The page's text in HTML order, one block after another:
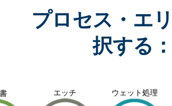
プロセス・エ
択する：
エッチ ウェット処理